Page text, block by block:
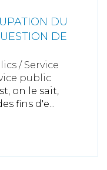
DU
DE
/ Service
public
on le sait,
fins d'e...